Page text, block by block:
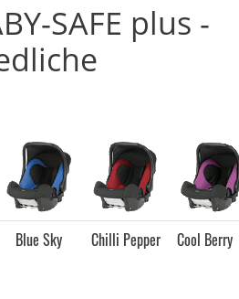
SAFE plus -
Blue Sky Chilli Pepper Cool Berry